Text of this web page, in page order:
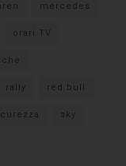
mercedes
orari TV
rally red bull
sky